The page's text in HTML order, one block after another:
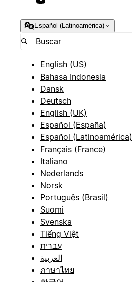
Español (Latinoamérica)
English (US)
Bahasa Indonesia
Dansk
Deutsch
English (UK)
Español (España)
Español (Latinoamérica)
Français (France)
Italiano
Nederlands
Norsk
Português (Brasil)
Suomi
Svenska
Tiếng Việt
עברית
العربية
ภาษาไทย